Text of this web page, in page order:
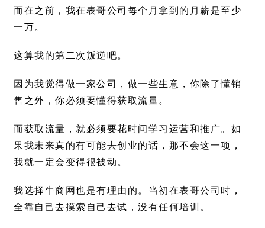
而在之前，我在表哥公司每个月拿到的月薪是至少
一万。
这算我的第二次叛逆吧。
因为我觉得做一家公司，做一些生意，你除了懂销
售之外，你必须要懂得获取流量。
而获取流量，就必须要花时间学习运营和推广。如
果我未来真的有可能去创业的话，那不会这一项，
我就一定会变得很被动。
我选择牛商网也是有理由的。当初在表哥公司时，
全靠自己去摸索自己去试，没有任何培训。